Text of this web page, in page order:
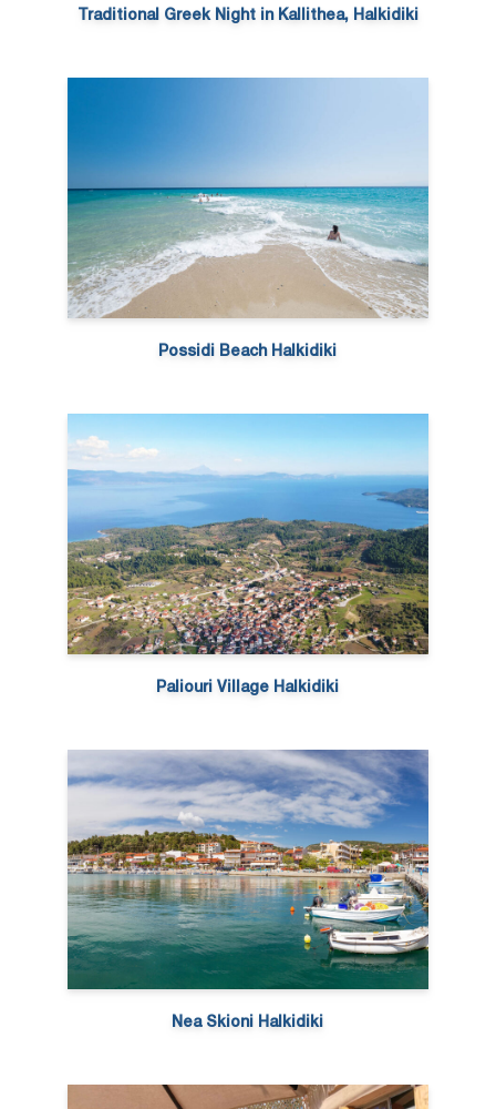
Traditional Greek Night in Kallithea, Halkidiki
Possidi Beach Halkidiki
Paliouri Village Halkidiki
Nea Skioni Halkidiki